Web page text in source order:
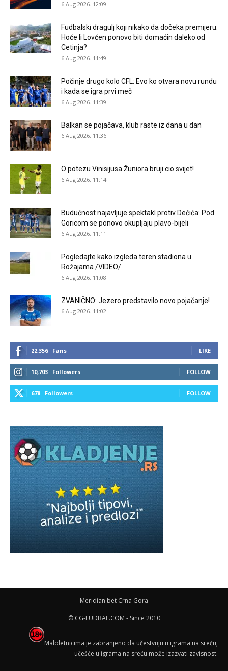
6 Aug 2026. 12:09
Fudbalski dragulj koji nikako da dočeka premijeru:
Hoće li Lovćen ponovo biti domaćin daleko od
Cetinja?
6 Aug 2026. 11:49
Počinje drugo kolo CFL: Evo ko otvara novu rundu
i kada se igra prvi meč
6 Aug 2026. 11:39
Balkan se pojačava, klub raste iz dana u dan
6 Aug 2026. 11:36
O potezu Vinisijusa Žuniora bruji cio svijet!
6 Aug 2026. 11:14
Budućnost najavljuje spektakl protiv Dečića: Pod
Goricom se ponovo okupljaju plavo-bijeli
6 Aug 2026. 11:11
Pogledajte kako izgleda teren stadiona u
Rožajama /VIDEO/
6 Aug 2026. 11:08
ZVANIČNO: Jezero predstavilo novo pojačanje!
6 Aug 2026. 11:02
22,356 Fans LIKE
10,703 Followers FOLLOW
678 Followers FOLLOW
Meridian bet Crna Gora
© CG-FUDBAL.COM - Since 2010
Maloletnicima je zabranjeno da učestvuju u igrama na sreću,
učešće u igrama na sreću može izazvati zavisnost.